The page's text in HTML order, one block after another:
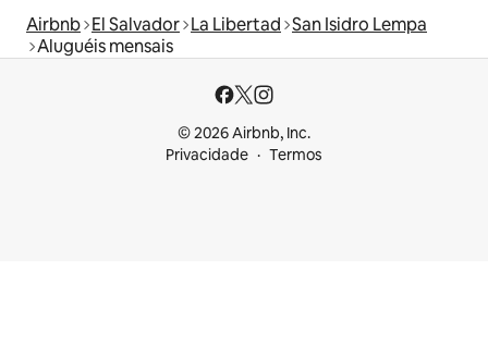
Airbnb El Salvador La Libertad San Isidro Lempa
Aluguéis mensais
© 2026 Airbnb, Inc.
Privacidade
Termos